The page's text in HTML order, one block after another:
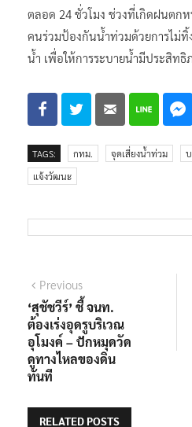
ตลอด 24 ชั่วโมง ช่วงที่เกิดฝนตก
คนร่วมป้องกันน้ำท่วมด้วยการไม่
น้ำ เพื่อให้การระบายน้ำมีประสิท
TAGS: กทม. จุดเสี่ยงน้ำท่วม
แจ้งวัฒนะ
แนะแนว
เรื่อง
PreviousPrevious
post:
‘สุชัชวีร์’ ชี้ จนท.
ต้องเร่งอุดรูบริเวณ
อุโมงค์ – ปักหมุดวัด
ดูทางไหลของดิน
ทันที
RELATED POSTS